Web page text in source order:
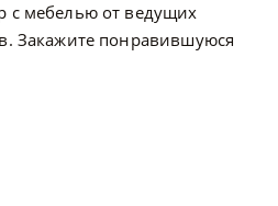
с мебелью от ведущих
Закажите понравившуюся